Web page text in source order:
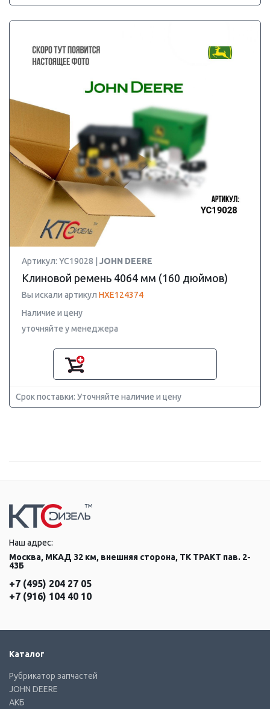
Артикул: YC19028 | JOHN DEERE
Клиновой ремень 4064 мм (160 дюймов)
Вы искали артикул HXE124374
Наличие и цену
уточняйте у менеджера
Срок поставки: Уточняйте наличие и цену
Наш адрес:
Москва, МКАД 32 км, внешняя сторона, ТК ТРАКТ пав. 2-
43Б
+7 (495) 204 27 05
+7 (916) 104 40 10
Каталог
Рубрикатор запчастей
JOHN DEERE
АКБ